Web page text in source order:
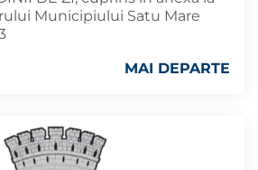
Municipiului Satu Mare
MAI DEPARTE